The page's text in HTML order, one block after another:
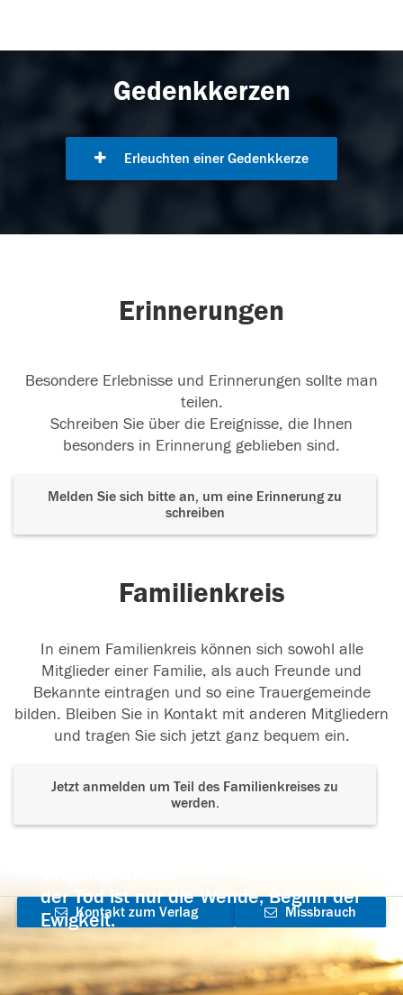
Gedenkkerzen
Erleuchten einer Gedenkkerze
Erinnerungen
Besondere Erlebnisse und Erinnerungen sollte man
teilen.
Schreiben Sie über die Ereignisse, die Ihnen
besonders in Erinnerung geblieben sind.
Melden Sie sich bitte an, um eine Erinnerung zu
schreiben
Familienkreis
In einem Familienkreis können sich sowohl alle
Mitglieder einer Familie, als auch Freunde und
Bekannte eintragen und so eine Trauergemeinde
bilden. Bleiben Sie in Kontakt mit anderen Mitgliedern
und tragen Sie sich jetzt ganz bequem ein.
Jetzt anmelden um Teil des Familienkreises zu
werden.
der Tod ist nur die Wende, Beginn der
Ewigkeit.
Kontakt zum Verlag
aufnehmen
Missbrauch